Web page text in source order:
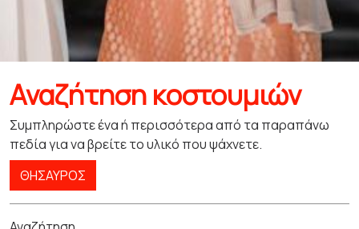
Αναζήτηση κοστουμιών
Συμπληρώστε ένα ή περισσότερα από τα παραπάνω
πεδία για να βρείτε το υλικό που ψάχνετε.
ΘΗΣΑΥΡΌΣ